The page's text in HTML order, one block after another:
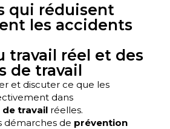
qui réduisent
les accidents
travail réel et des
de travail
et discuter ce que les
dans
travail réelles.
démarches de prévention